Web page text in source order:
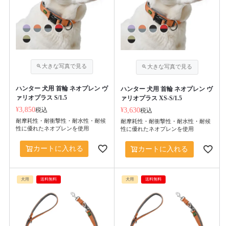
ハンター 犬用 首輪 ネオプレン ヴ
ァリオプラス S/1.5
¥3,850税込
耐摩耗性・耐衝撃性・耐水性・耐候
性に優れたネオプレンを使用
カートに入れる
ハンター 犬用 首輪 ネオプレン ヴ
ァリオプラス XS-S/1.5
¥3,630税込
耐摩耗性・耐衝撃性・耐水性・耐候
性に優れたネオプレンを使用
カートに入れる
犬用 送料無料 犬用 送料無料